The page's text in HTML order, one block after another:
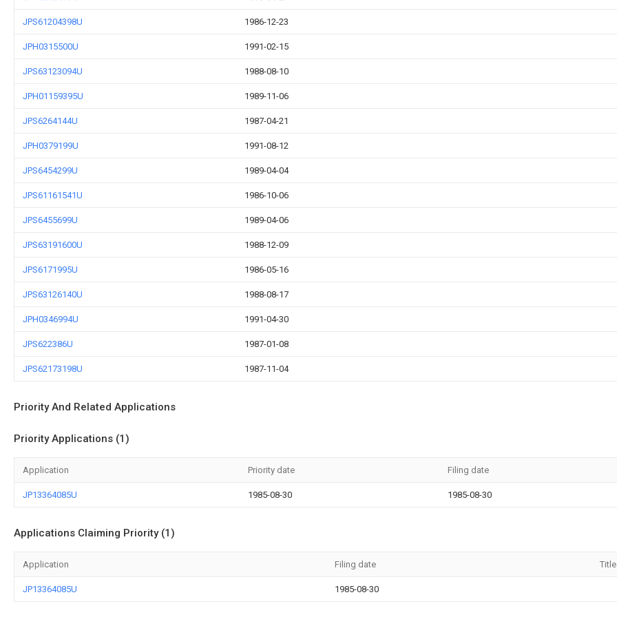
JPS61204398U 1986-12-23
JPH0315500U 1991-02-15
JPS63123094U 1988-08-10
JPH01159395U 1989-11-06
JPS6264144U 1987-04-21
JPH0379199U 1991-08-12
JPS6454299U 1989-04-04
JPS61161541U 1986-10-06
JPS6455699U 1989-04-06
JPS63191600U 1988-12-09
JPS6171995U 1986-05-16
JPS63126140U 1988-08-17
JPH0346994U 1991-04-30
JPS622386U 1987-01-08
JPS62173198U 1987-11-04
Priority And Related Applications
Priority Applications (1)
Application Priority date Filing date
JP13364085U 1985-08-30 1985-08-30
Applications Claiming Priority (1)
Application Filing date Title
JP13364085U 1985-08-30